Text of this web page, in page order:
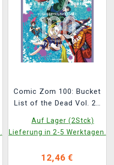
Comic Zom 100: Bucket
List of the Dead Vol. 20
Auf Lager (2Stck)
Lieferung in 2-5 Werktagen.
12,46 €